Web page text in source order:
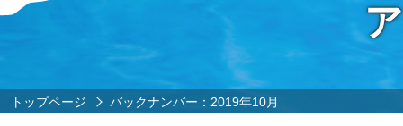
トップページ バックナンバー：2019年10月